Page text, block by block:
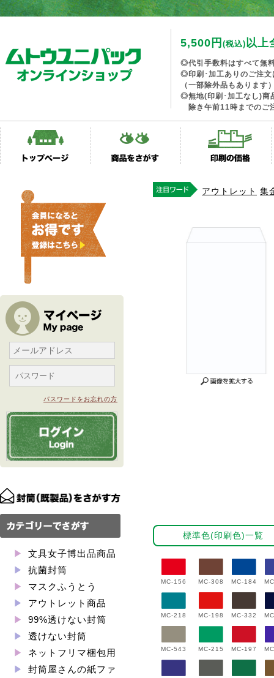
5,500円 (税込)以上
◎代引手数料はすべて無
◎印刷･加工ありのご注文
（一部除外品もあります
◎無地(印刷･加工なし)商
除き午前11時までのご
パスワードをお忘れの方
文具女子博出品商品
抗菌封筒
マスクふうとう
アウトレット商品
99%透けない封筒
透けない封筒
ネットフリマ梱包用
封筒屋さんの紙ファ
アウトレット 集
標準色(印刷色)一覧
MC-156 MC-308 MC-184
MC-218 MC-198 MC-332
MC-543 MC-215 MC-197